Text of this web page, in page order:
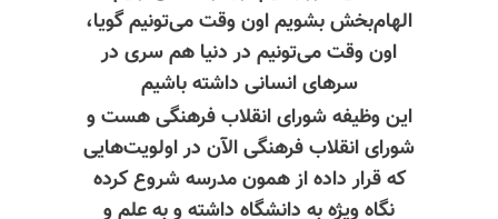
الهام‌بخش بشویم اون وقت می‌تونیم گویا،
اون وقت می‌تونیم در دنیا هم سری در
سرهای انسانی داشته باشیم
این وظیفه شورای انقلاب فرهنگی هست و
شورای انقلاب فرهنگی الآن در اولویت‌هایی
که قرار داده از همون مدرسه شروع کرده
نگاه ویژه به دانشگاه داشته و به علم و